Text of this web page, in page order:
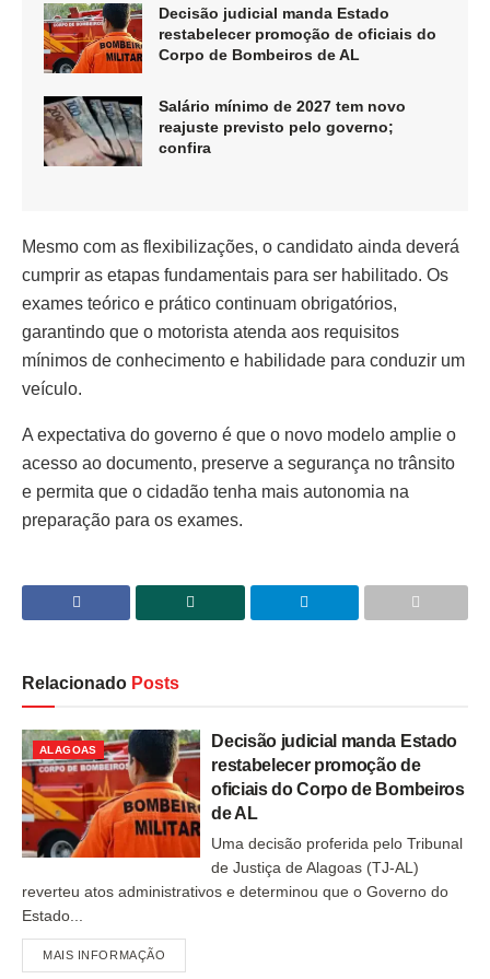
Decisão judicial manda Estado
restabelecer promoção de oficiais do
Corpo de Bombeiros de AL
Salário mínimo de 2027 tem novo
reajuste previsto pelo governo;
confira
Mesmo com as flexibilizações, o candidato ainda deverá
cumprir as etapas fundamentais para ser habilitado. Os
exames teórico e prático continuam obrigatórios,
garantindo que o motorista atenda aos requisitos
mínimos de conhecimento e habilidade para conduzir um
veículo.
A expectativa do governo é que o novo modelo amplie o
acesso ao documento, preserve a segurança no trânsito
e permita que o cidadão tenha mais autonomia na
preparação para os exames.
Relacionado Posts
ALAGOAS
Decisão judicial manda Estado
restabelecer promoção de
oficiais do Corpo de Bombeiros
de AL
Uma decisão proferida pelo Tribunal
de Justiça de Alagoas (TJ-AL)
reverteu atos administrativos e determinou que o Governo do
Estado...
MAIS INFORMAÇÃO